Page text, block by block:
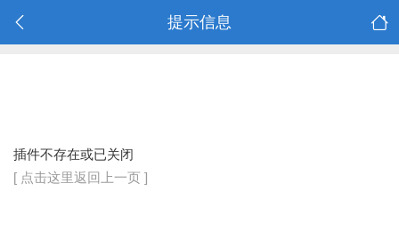
提示信息
插件不存在或已关闭
[ 点击这里返回上一页 ]